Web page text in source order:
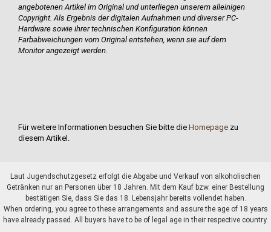
angebotenen Artikel im Original und unterliegen unserem alleinigen
Copyright. Als Ergebnis der digitalen Aufnahmen und diverser PC-
Hardware sowie ihrer technischen Konfiguration können
Farbabweichungen vom Original entstehen, wenn sie auf dem
Monitor angezeigt werden.
Für weitere Informationen besuchen Sie bitte die Homepage zu
diesem Artikel.
Laut Jugendschutzgesetz erfolgt die Abgabe und Verkauf von alkoholischen
Getränken nur an Personen über 18 Jahren. Mit dem Kauf bzw. einer Bestellung
bestätigen Sie, dass Sie das 18. Lebensjahr bereits vollendet haben.
When ordering, you agree to these arrangements and assure the age of 18 years
have already passed. All buyers have to be of legal age in their respective country.